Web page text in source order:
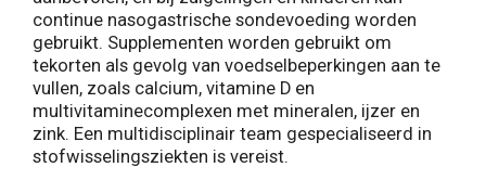
continue nasogastrische sondevoeding worden
gebruikt. Supplementen worden gebruikt om
tekorten als gevolg van voedselbeperkingen aan te
vullen, zoals calcium, vitamine D en
multivitaminecomplexen met mineralen, ijzer en
zink. Een multidisciplinair team gespecialiseerd in
stofwisselingsziekten is vereist.